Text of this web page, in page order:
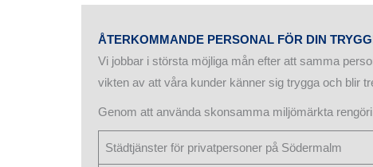
ÅTERKOMMANDE PERSONAL FÖR DIN
Vi jobbar i största möjliga mån efter att samma
vikten av att våra kunder känner sig trygga och blir
Genom att använda skonsamma miljömärkta
Städtjänster för privatpersoner på Södermalm